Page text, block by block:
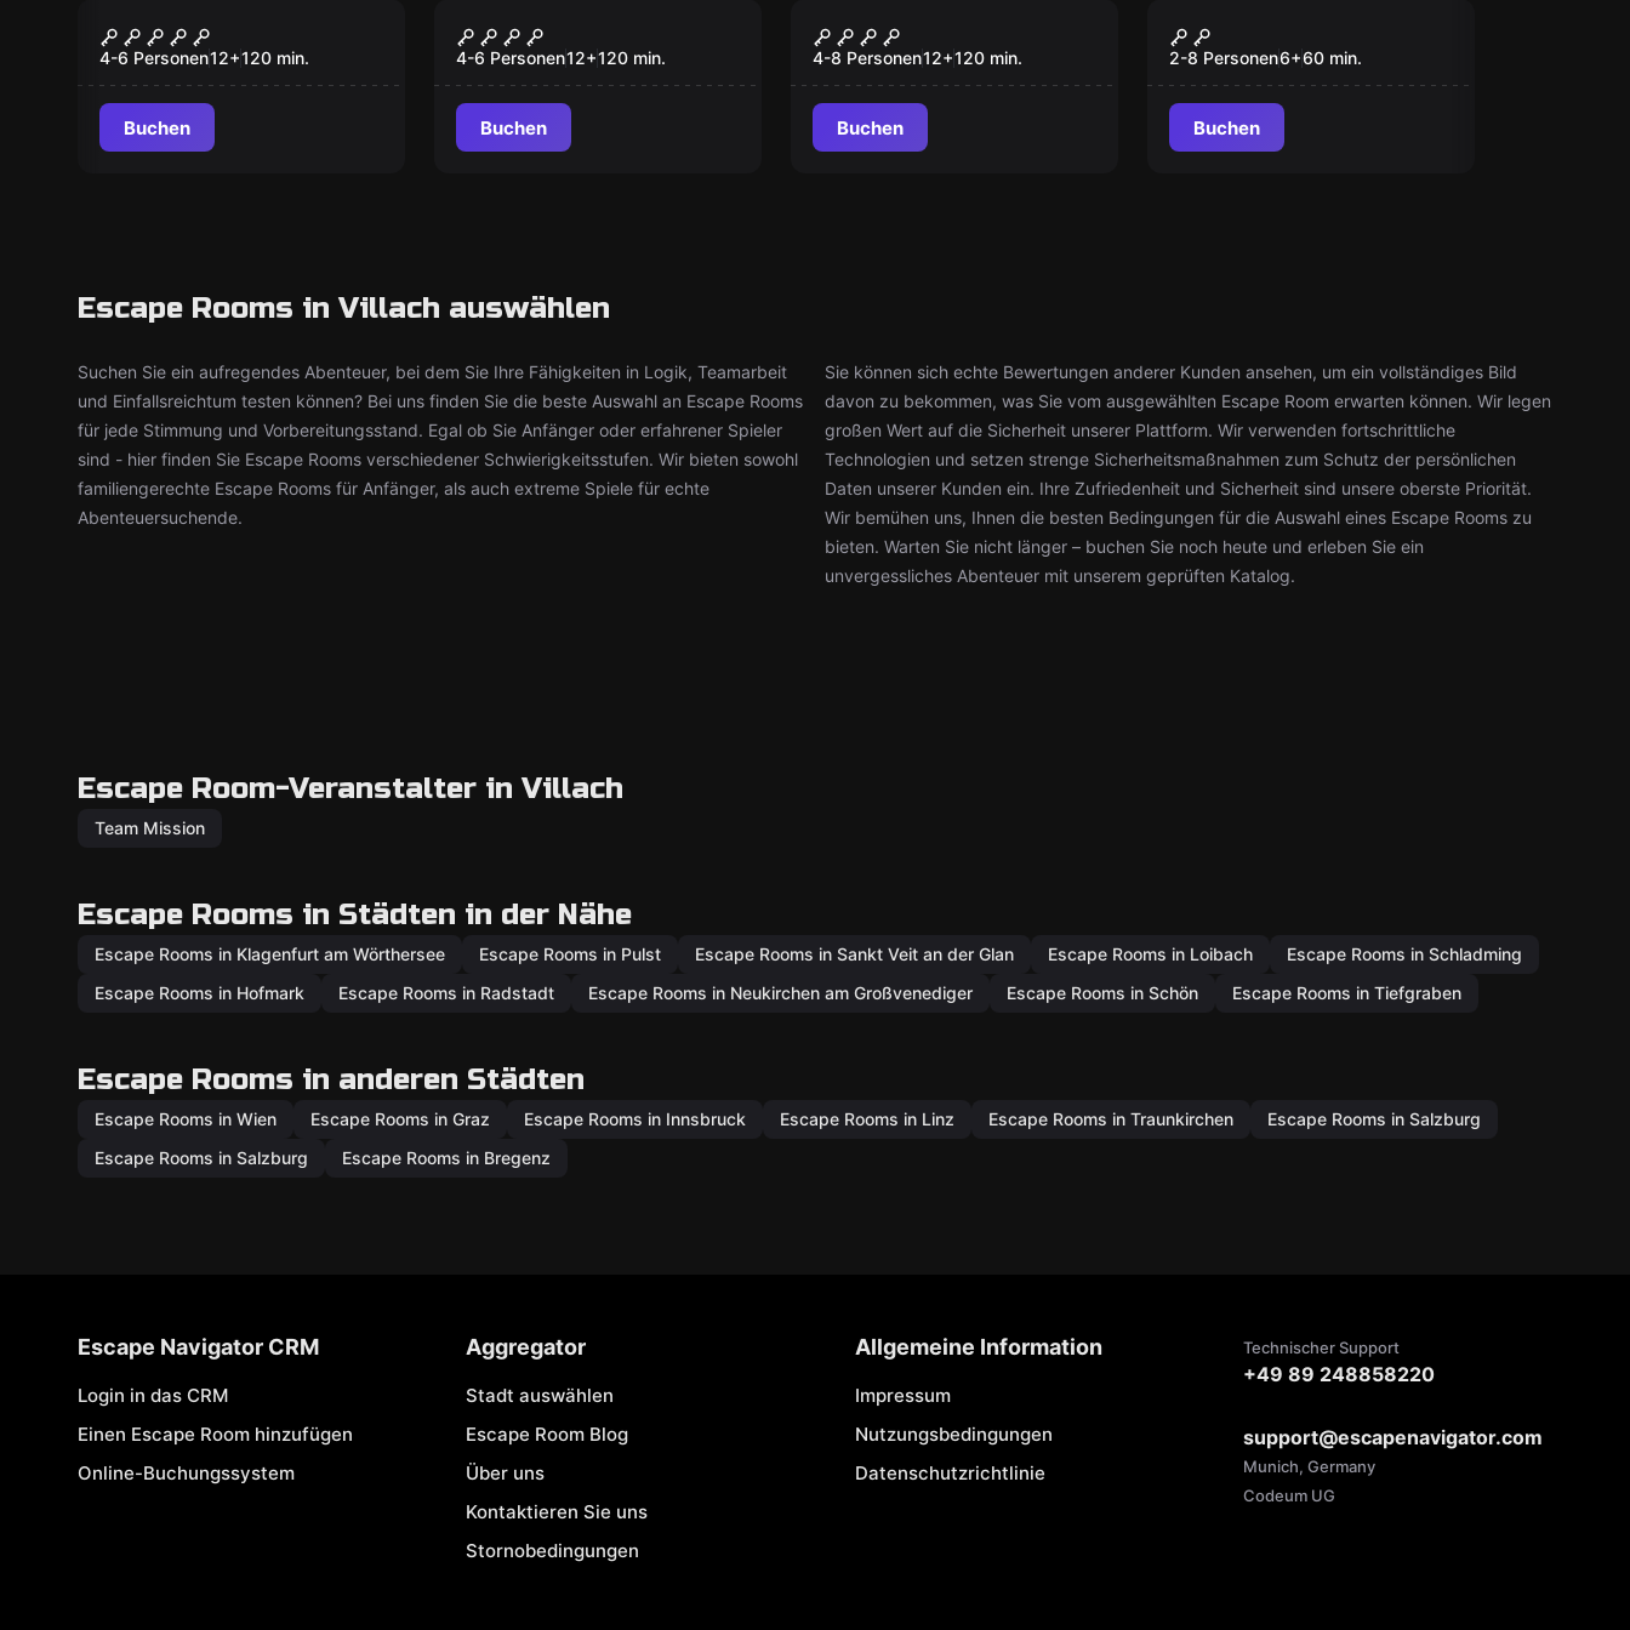
Anomalien Reverse
4-6 Personen12+120 min.
Buchen
Fegefeuer
4-6 Personen12+120 min.
Buchen
Sensations
4-8 Personen12+120 min.
Buchen
Kids Escape Room
2-8 Personen6+60 min.
Buchen
Escape Rooms in Villach auswählen
Suchen Sie ein aufregendes Abenteuer, bei dem Sie Ihre Fähigkeiten in Logik, Teamarbeit
und Einfallsreichtum testen können? Bei uns finden Sie die beste Auswahl an Escape Rooms
für jede Stimmung und Vorbereitungsstand. Egal ob Sie Anfänger oder erfahrener Spieler
sind - hier finden Sie Escape Rooms verschiedener Schwierigkeitsstufen. Wir bieten sowohl
familiengerechte Escape Rooms für Anfänger, als auch extreme Spiele für echte
Abenteuersuchende.
Sie können sich echte Bewertungen anderer Kunden ansehen, um ein vollständiges Bild
davon zu bekommen, was Sie vom ausgewählten Escape Room erwarten können. Wir legen
großen Wert auf die Sicherheit unserer Plattform. Wir verwenden fortschrittliche
Technologien und setzen strenge Sicherheitsmaßnahmen zum Schutz der persönlichen
Daten unserer Kunden ein. Ihre Zufriedenheit und Sicherheit sind unsere oberste Priorität.
Wir bemühen uns, Ihnen die besten Bedingungen für die Auswahl eines Escape Rooms zu
bieten. Warten Sie nicht länger – buchen Sie noch heute und erleben Sie ein
unvergessliches Abenteuer mit unserem geprüften Katalog.
Escape Room-Veranstalter in Villach
Team Mission
Escape Rooms in Städten in der Nähe
Escape Rooms in Klagenfurt am Wörthersee Escape Rooms in Pulst Escape Rooms in Sankt Veit an der Glan Escape Rooms in Loibach
Escape Rooms in Schladming
Escape Rooms in Hofmark
Escape Rooms in Radstadt Escape Rooms in Neukirchen am Großvenediger Escape Rooms in Schön Escape Rooms in Tiefgraben
Escape Rooms in anderen Städten
Escape Rooms in Wien Escape Rooms in Graz Escape Rooms in Innsbruck Escape Rooms in Linz Escape Rooms in Traunkirchen
Escape Rooms in Salzburg
Escape Rooms in Salzburg
Escape Rooms in Bregenz
Escape Navigator CRM
Login in das CRM
Einen Escape Room hinzufügen
Online-Buchungssystem
Aggregator
Stadt auswählen
Escape Room Blog
Über uns
Kontaktieren Sie uns
Stornobedingungen
Allgemeine Information
Impressum
Nutzungsbedingungen
Datenschutzrichtlinie
Technischer Support
+49 89 248858220
support@escapenavigator.com
Munich, Germany
Codeum UG